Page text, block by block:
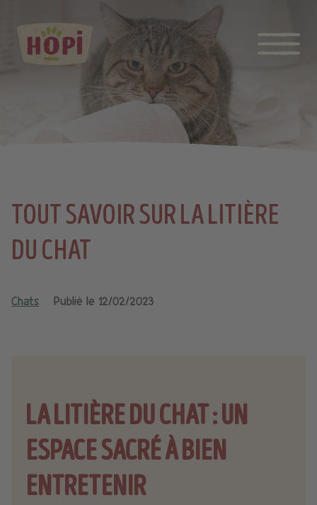
TOUT SAVOIR SUR LA LITIÈRE
DU CHAT
Chats Publié le 12/02/2023
LA LITIÈRE DU CHAT : UN
ESPACE SACRÉ À BIEN
ENTRETENIR